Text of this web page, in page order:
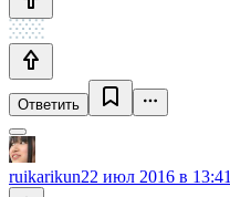
Ответить
ruikarikun22 июл 2016 в 13:41